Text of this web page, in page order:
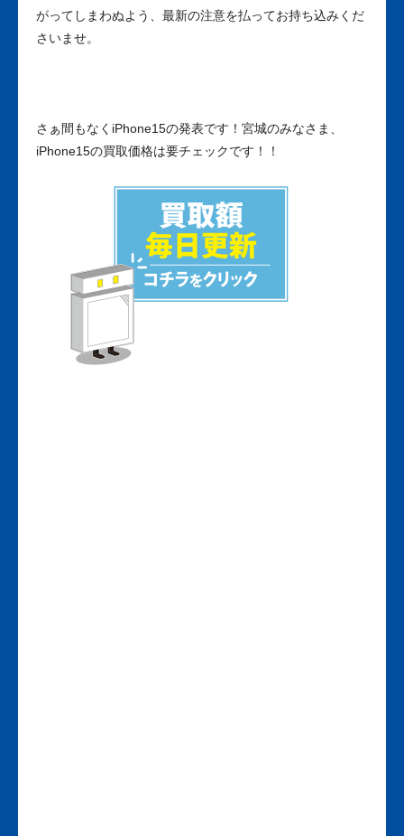
がってしまわぬよう、最新の注意を払ってお持ち込みくだ
さいませ。
さぁ間もなくiPhone15の発表です！宮城のみなさま、
iPhone15の買取価格は要チェックです！！